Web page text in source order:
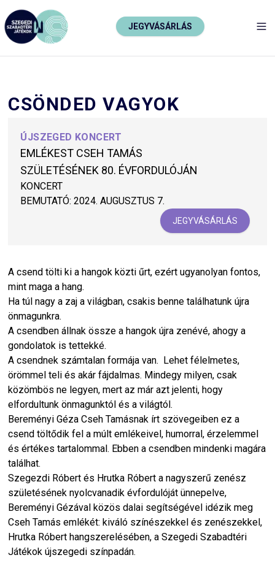
JEGYVÁSÁRLÁS
CSÖNDED VAGYOK
ÚJSZEGED KONCERT
EMLÉKEST CSEH TAMÁS
SZÜLETÉSÉNEK 80. ÉVFORDULÓJÁN
KONCERT
BEMUTATÓ: 2024. AUGUSZTUS 7.
JEGYVÁSÁRLÁS
A csend tölti ki a hangok közti űrt, ezért ugyanolyan fontos,
mint maga a hang.
Ha túl nagy a zaj a világban, csakis benne találhatunk újra
önmagunkra.
A csendben állnak össze a hangok újra zenévé, ahogy a
gondolatok is tettekké.
A csendnek számtalan formája van. Lehet félelmetes,
örömmel teli és akár fájdalmas. Mindegy milyen, csak
közömbös ne legyen, mert az már azt jelenti, hogy
elfordultunk önmagunktól és a világtól.
Bereményi Géza Cseh Tamásnak írt szövegeiben ez a
csend töltődik fel a múlt emlékeivel, humorral, érzelemmel
és értékes tartalommal. Ebben a csendben mindenki magára
találhat.
Szegezdi Róbert és Hrutka Róbert a nagyszerű zenész
születésének nyolcvanadik évfordulóját ünnepelve,
Bereményi Gézával közös dalai segítségével idézik meg
Cseh Tamás emlékét: kiváló színészekkel és zenészekkel,
Hrutka Róbert hangszerelésében, a Szegedi Szabadtéri
Játékok újszegedi színpadán.